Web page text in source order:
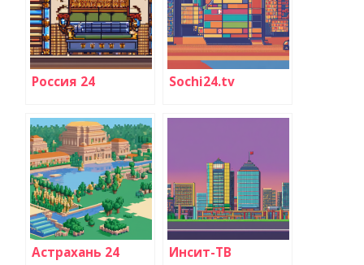
Россия 24 Sochi24.tv
Астрахань 24 Инсит-ТВ